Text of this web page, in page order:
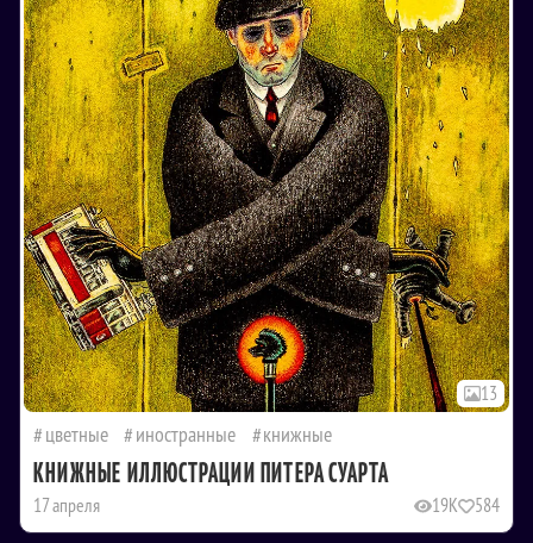
13
цветные иностранные книжные
КНИЖНЫЕ ИЛЛЮСТРАЦИИ ПИТЕРА СУАРТА
17 апреля 19K 584